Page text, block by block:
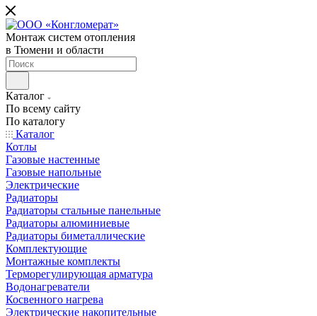
Монтаж систем отопления
в Тюмени и области
Каталог
По всему сайту
По каталогу
Каталог
Котлы
Газовые настенные
Газовые напольные
Электрические
Радиаторы
Радиаторы стальные панельные
Радиаторы алюминиевые
Радиаторы биметаллические
Комплектующие
Монтажные комплекты
Терморегулирующая арматура
Водонагреватели
Косвенного нагрева
Электрические накопительные